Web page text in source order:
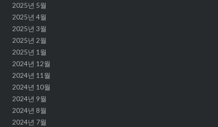
2025년 5월
2025년 4월
2025년 3월
2025년 2월
2025년 1월
2024년 12월
2024년 11월
2024년 10월
2024년 9월
2024년 8월
2024년 7월